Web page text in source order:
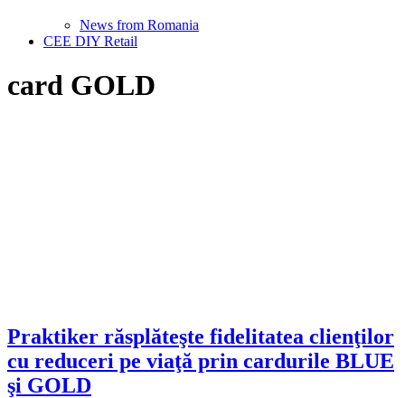
News from Romania
CEE DIY Retail
card GOLD
Praktiker răsplăteşte fidelitatea clienţilor
cu reduceri pe viaţă prin cardurile BLUE
şi GOLD